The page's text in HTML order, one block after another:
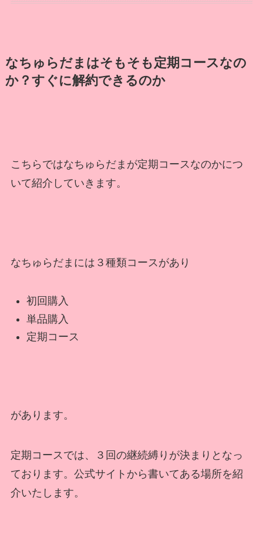
なちゅらだまはそもそも定期コースなの
か？すぐに解約できるのか
こちらではなちゅらだまが定期コースなのかにつ
いて紹介していきます。
なちゅらだまには３種類コースがあり
初回購入
単品購入
定期コース
があります。
定期コースでは、３回の継続縛りが決まりとなっ
ております。公式サイトから書いてある場所を紹
介いたします。